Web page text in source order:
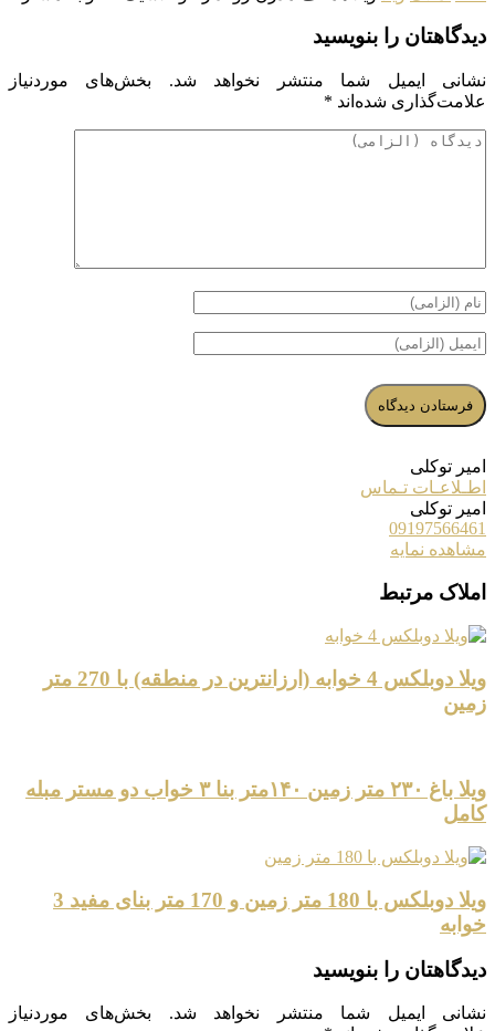
دیدگاهتان را بنویسید
نشانی ایمیل شما منتشر نخواهد شد.
بخش‌های موردنیاز
علامت‌گذاری شده‌اند *
امیر توکلی
اطـلاعـات تـماس
امیر توکلی
09197566461
مشاهده نمایه
املاک مرتبط
ویلا دوبلکس 4 خوابه (ارزانترین در منطقه) با 270 متر
زمین
ویلا باغ ۲۳۰ متر زمین ۱۴۰متر بنا ۳ خواب دو مستر مبله
کامل
ویلا دوبلکس با 180 متر زمین و 170 متر بنای مفید 3
خوابه
دیدگاهتان را بنویسید
نشانی ایمیل شما منتشر نخواهد شد.
بخش‌های موردنیاز